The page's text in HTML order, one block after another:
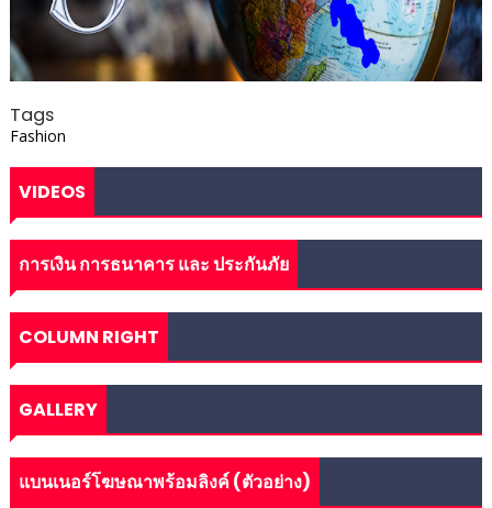
Tags
Fashion
VIDEOS
การเงิน การธนาคาร และ ประกันภัย
COLUMN RIGHT
GALLERY
แบนเนอร์โฆษณาพร้อมลิงค์ (ตัวอย่าง)